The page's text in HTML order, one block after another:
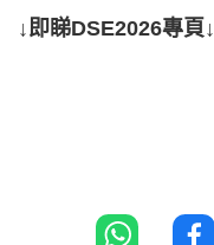
↓即睇DSE2026專頁↓